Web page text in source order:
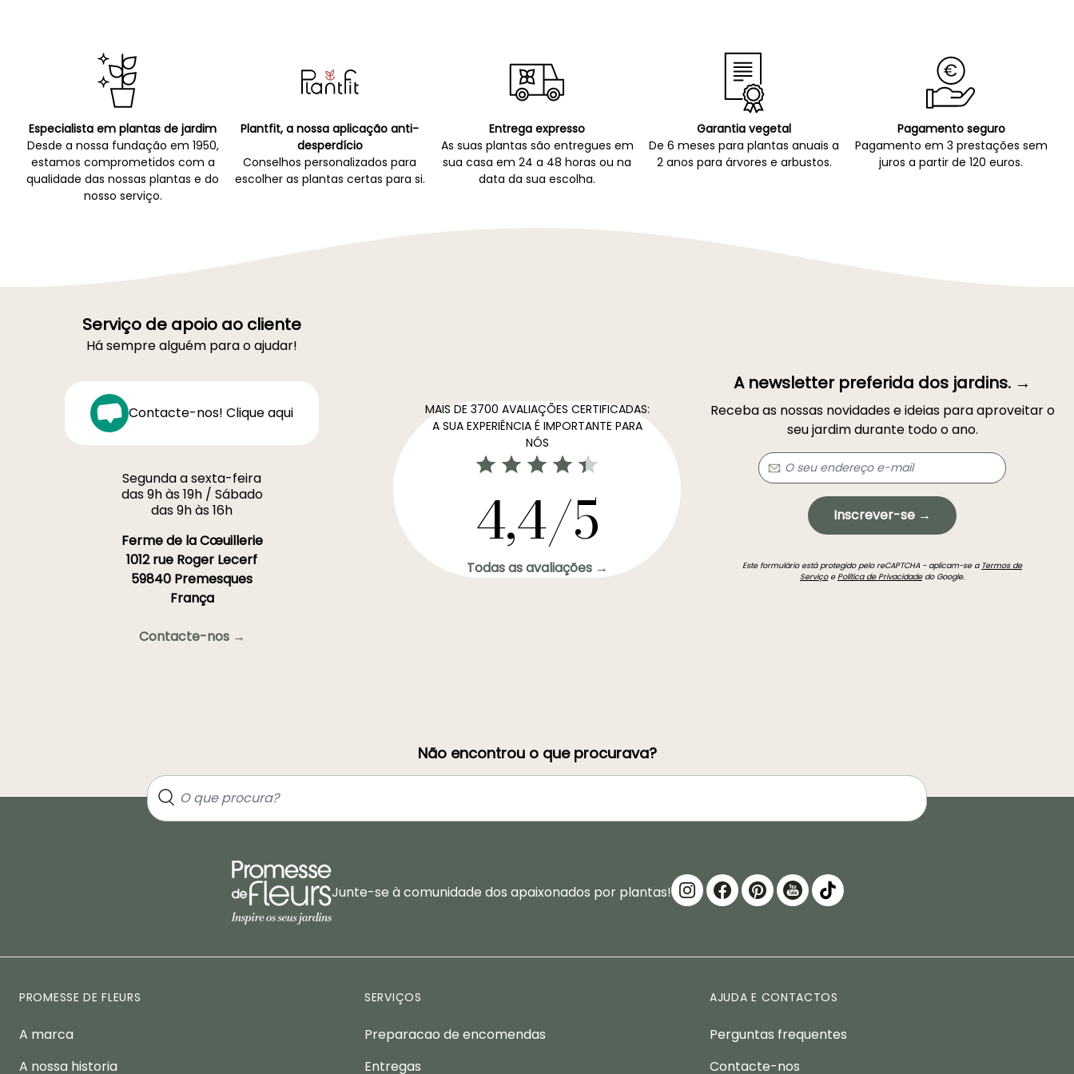
Especialista em plantas de jardim
Desde a nossa fundação em 1950,
estamos comprometidos com a
qualidade das nossas plantas e do
nosso serviço.
Plantfit, a nossa aplicação anti-
desperdício
Conselhos personalizados para
escolher as plantas certas para si.
Entrega expresso
As suas plantas são entregues em
sua casa em 24 a 48 horas ou na
data da sua escolha.
Garantia vegetal
De 6 meses para plantas anuais a
2 anos para árvores e arbustos.
Pagamento seguro
Pagamento em 3 prestações sem
juros a partir de 120 euros.
Serviço de apoio ao cliente
Há sempre alguém para o ajudar!
Contacte-nos! Clique aqui
Segunda a sexta-feira
das 9h às 19h / Sábado
das 9h às 16h
Ferme de la Cœuillerie
1012 rue Roger Lecerf
59840 Premesques
França
Contacte-nos →
MAIS DE 3700 AVALIAÇÕES CERTIFICADAS:
A SUA EXPERIÊNCIA É IMPORTANTE PARA
NÓS
4,4/5
Todas as avaliações →
A newsletter preferida dos jardins. →
Receba as nossas novidades e ideias para aproveitar o
seu jardim durante todo o ano.
Inscrever-se →
Este formulário está protegido pelo reCAPTCHA - aplicam-se a Termos de
ServiçoePolítica de Privacidadedo Google.
Não encontrou o que procurava?
Junte-se à comunidade dos apaixonados por plantas!
PROMESSE DE FLEURS
A marca
A nossa historia
SERVIÇOS
Preparacao de encomendas
Entregas
AJUDA E CONTACTOS
Perguntas frequentes
Contacte-nos